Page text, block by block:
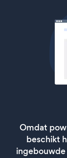
Omdat
beschikt